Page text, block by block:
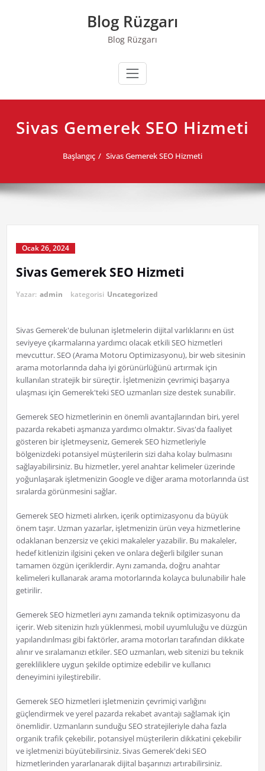
Blog Rüzgarı
Blog Rüzgarı
Sivas Gemerek SEO Hizmeti
Başlangıç Sivas Gemerek SEO Hizmeti
Ocak 26, 2024
Sivas Gemerek SEO Hizmeti
Yazar: admin kategorisi Uncategorized
Sivas Gemerek'de bulunan işletmelerin dijital varlıklarını en üst
seviyeye çıkarmalarına yardımcı olacak etkili SEO hizmetleri
mevcuttur. SEO (Arama Motoru Optimizasyonu), bir web sitesinin
arama motorlarında daha iyi görünürlüğünü artırmak için
kullanılan stratejik bir süreçtir. İşletmenizin çevrimiçi başarıya
ulaşması için Gemerek'teki SEO uzmanları size destek sunabilir.
Gemerek SEO hizmetlerinin en önemli avantajlarından biri, yerel
pazarda rekabeti aşmanıza yardımcı olmaktır. Sivas'da faaliyet
gösteren bir işletmeyseniz, Gemerek SEO hizmetleriyle
bölgenizdeki potansiyel müşterilerin sizi daha kolay bulmasını
sağlayabilirsiniz. Bu hizmetler, yerel anahtar kelimeler üzerinde
yoğunlaşarak işletmenizin Google ve diğer arama motorlarında üst
sıralarda görünmesini sağlar.
Gemerek SEO hizmeti alırken, içerik optimizasyonu da büyük
önem taşır. Uzman yazarlar, işletmenizin ürün veya hizmetlerine
odaklanan benzersiz ve çekici makaleler yazabilir. Bu makaleler,
hedef kitlenizin ilgisini çeken ve onlara değerli bilgiler sunan
tamamen özgün içeriklerdir. Aynı zamanda, doğru anahtar
kelimeleri kullanarak arama motorlarında kolayca bulunabilir hale
getirilir.
Gemerek SEO hizmetleri aynı zamanda teknik optimizasyonu da
içerir. Web sitenizin hızlı yüklenmesi, mobil uyumluluğu ve düzgün
yapılandırılması gibi faktörler, arama motorları tarafından dikkate
alınır ve sıralamanızı etkiler. SEO uzmanları, web sitenizi bu teknik
gerekliliklere uygun şekilde optimize edebilir ve kullanıcı
deneyimini iyileştirebilir.
Gemerek SEO hizmetleri işletmenizin çevrimiçi varlığını
güçlendirmek ve yerel pazarda rekabet avantajı sağlamak için
önemlidir. Uzmanların sunduğu SEO stratejileriyle daha fazla
organik trafik çekebilir, potansiyel müşterilerin dikkatini çekebilir
ve işletmenizi büyütebilirsiniz. Sivas Gemerek'deki SEO
hizmetlerinden yararlanarak dijital başarınızı artırabilirsiniz.